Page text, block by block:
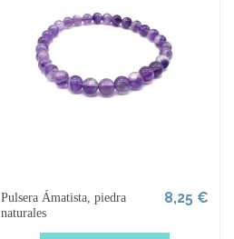
Pulsera Ámatista, piedra
naturales
8,25 €